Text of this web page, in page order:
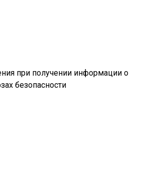
при получении информации о
безопасности